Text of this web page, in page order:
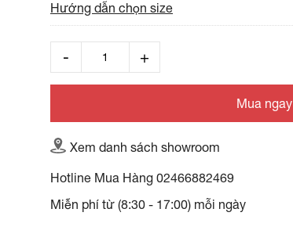
Hướng dẫn chọn size
Mua ngay
Xem danh sách showroom
Hotline Mua Hàng 02466882469
Miễn phí từ (8:30 - 17:00) mỗi ngày